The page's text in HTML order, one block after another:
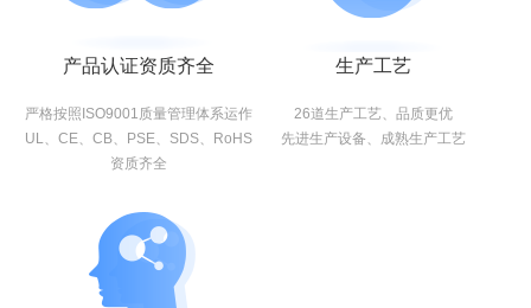
产品认证资质齐全
严格按照ISO9001质量管理体系运作
UL、CE、CB、PSE、SDS、RoHS
资质齐全
生产工艺
26道生产工艺、品质更优
先进生产设备、成熟生产工艺